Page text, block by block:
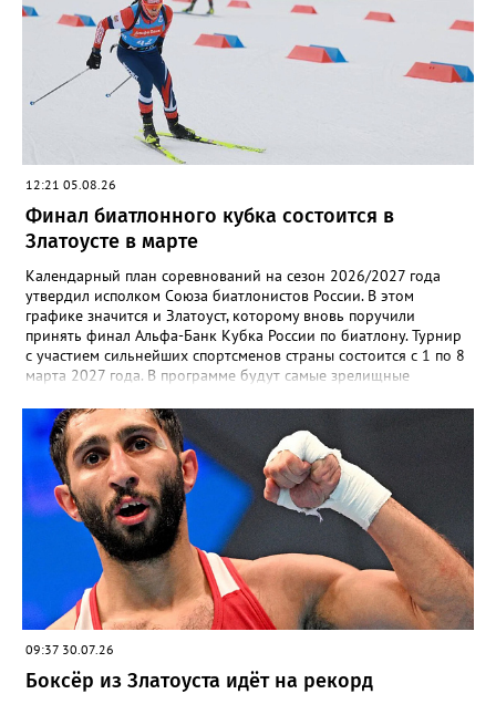
бронзу в общую копилку положила чемпионка турнира
Екатерина Дроздова.
12:21 05.08.26
Финал биатлонного кубка состоится в
Златоусте в марте
Календарный план соревнований на сезон 2026/2027 года
утвердил исполком Союза биатлонистов России. В этом
графике значится и Златоуст, которому вновь поручили
принять финал Альфа-Банк Кубка России по биатлону. Турнир
с участием сильнейших спортсменов страны состоится с 1 по 8
марта 2027 года. В программе будут самые зрелищные
09:37 30.07.26
Боксёр из Златоуста идёт на рекорд